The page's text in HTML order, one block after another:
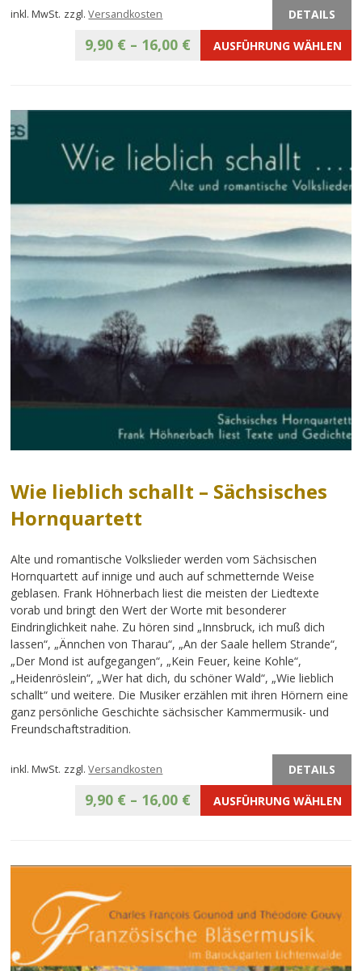
inkl. MwSt. zzgl.Versandkosten DETAILS
9,90 €– 16,00 € AUSFÜHRUNG WÄHLEN
Wie lieblich schallt – Sächsisches
Hornquartett
Alte und romantische Volkslieder werden vom Sächsischen
Hornquartett auf innige und auch auf schmetternde Weise
geblasen. Frank Höhnerbach liest die meisten der Liedtexte
vorab und bringt den Wert der Worte mit besonderer
Eindringlichkeit nahe. Zu hören sind „Innsbruck, ich muß dich
lassen“, „Ännchen von Tharau“, „An der Saale hellem Strande“,
„Der Mond ist aufgegangen“, „Kein Feuer, keine Kohle“,
„Heidenröslein“, „Wer hat dich, du schöner Wald“, „Wie lieblich
schallt“ und weitere. Die Musiker erzählen mit ihren Hörnern eine
ganz persönliche Geschichte sächsischer Kammermusik- und
Freundschaftstradition.
inkl. MwSt. zzgl.Versandkosten DETAILS
9,90 €– 16,00 € AUSFÜHRUNG WÄHLEN